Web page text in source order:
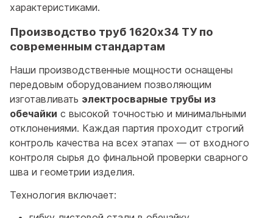
характеристиками.
Производство труб 1620x34 ТУ по
современным стандартам
Наши производственные мощности оснащены
передовым оборудованием позволяющим
изготавливать электросварные трубы из
обечайки с высокой точностью и минимальными
отклонениями. Каждая партия проходит строгий
контроль качества на всех этапах — от входного
контроля сырья до финальной проверки сварного
шва и геометрии изделия.
Технология включает: